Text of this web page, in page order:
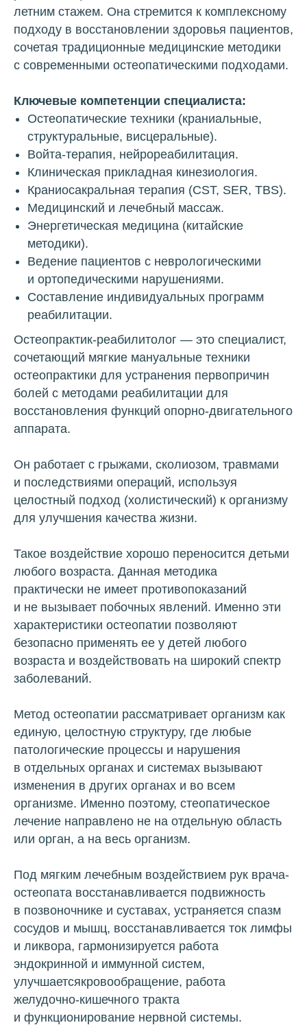
летним стажем. Она стремится к комплексному
подходу в восстановлении здоровья пациентов,
сочетая традиционные медицинские методики
с современными остеопатическими подходами.
Ключевые компетенции специалиста:
Остеопатические техники (краниальные,
структуральные, висцеральные).
Войта-терапия, нейрореабилитация.
Клиническая прикладная кинезиология.
Краниосакральная терапия (CST, SER, TBS).
Медицинский и лечебный массаж.
Энергетическая медицина (китайские
методики).
Ведение пациентов с неврологическими
и ортопедическими нарушениями.
Составление индивидуальных программ
реабилитации.
Остеопрактик-реабилитолог — это специалист,
сочетающий мягкие мануальные техники
остеопрактики для устранения первопричин
болей с методами реабилитации для
восстановления функций опорно-двигательного
аппарата.
Он работает с грыжами, сколиозом, травмами
и последствиями операций, используя
целостный подход (холистический) к организму
для улучшения качества жизни.
Такое воздействие хорошо переносится детьми
любого возраста. Данная методика
практически не имеет противопоказаний
и не вызывает побочных явлений. Именно эти
характеристики остеопатии позволяют
безопасно применять ее у детей любого
возраста и воздействовать на широкий спектр
заболеваний.
Метод остеопатии рассматривает организм как
единую, целостную структуру, где любые
патологические процессы и нарушения
в отдельных органах и системах вызывают
изменения в других органах и во всем
организме. Именно поэтому, стеопатическое
лечение направлено не на отдельную область
или орган, а на весь организм.
Под мягким лечебным воздействием рук врача-
остеопата восстанавливается подвижность
в позвоночнике и суставах, устраняется спазм
сосудов и мышц, восстанавливается ток лимфы
и ликвора, гармонизируется работа
эндокринной и иммунной систем,
улучшаетсякровообращение, работа
желудочно-кишечного тракта
и функционирование нервной системы.